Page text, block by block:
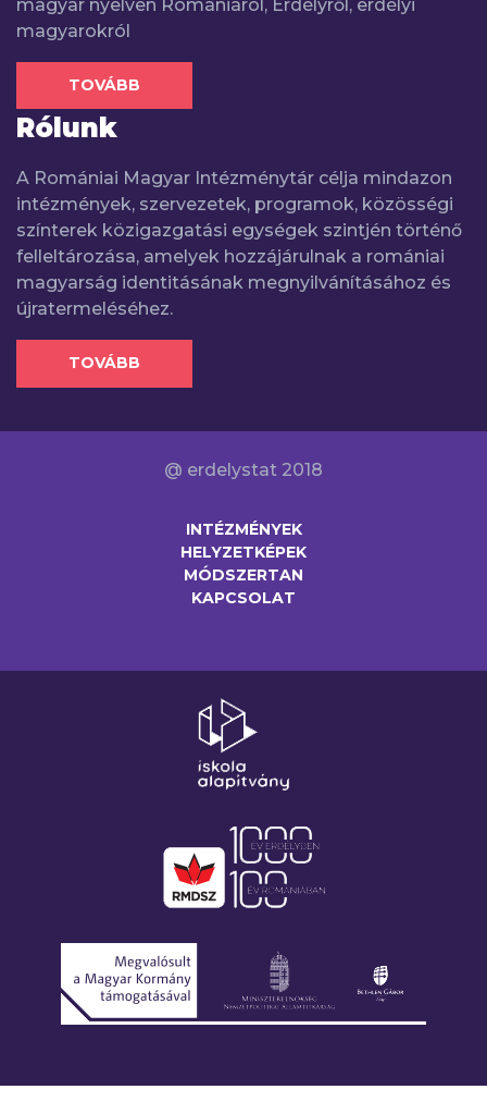
magyar nyelven Romániáról, Erdélyről, erdélyi
magyarokról
TOVÁBB
Rólunk
A Romániai Magyar Intézménytár célja mindazon
intézmények, szervezetek, programok, közösségi
színterek közigazgatási egységek szintjén történő
felleltározása, amelyek hozzájárulnak a romániai
magyarság identitásának megnyilvánításához és
újratermeléséhez.
TOVÁBB
@ erdelystat 2018
INTÉZMÉNYEK
HELYZETKÉPEK
MÓDSZERTAN
KAPCSOLAT